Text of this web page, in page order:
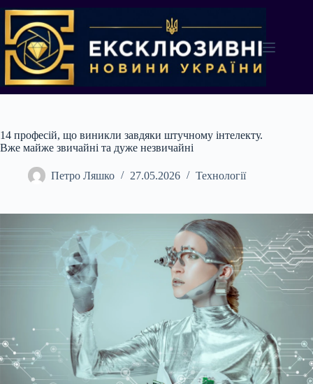
до
вмісту
14 професій, що виникли завдяки штучному інтелекту.
Вже майже звичайні та дуже незвичайні
Петро Ляшко 27.05.2026 Технології